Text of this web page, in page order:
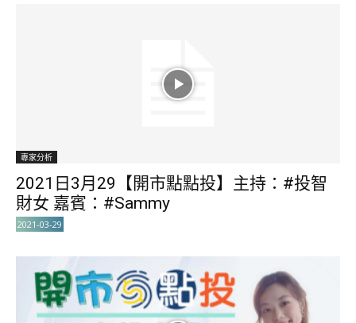
專家分析
2021日3月29【開市點點投】主持：#投智
財女 嘉賓：#Sammy
2021-03-29